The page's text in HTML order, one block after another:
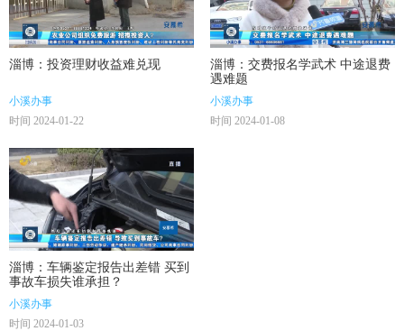
淄博：投资理财收益难兑现
小溪办事
时间 2024-01-22
淄博：交费报名学武术 中途退费
遇难题
小溪办事
时间 2024-01-08
淄博：车辆鉴定报告出差错 买到
事故车损失谁承担？
小溪办事
时间 2024-01-03